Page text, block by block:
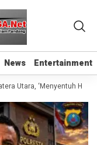
News Entertainment
News Entertainment
Utara, ‘Menyentuh Hati